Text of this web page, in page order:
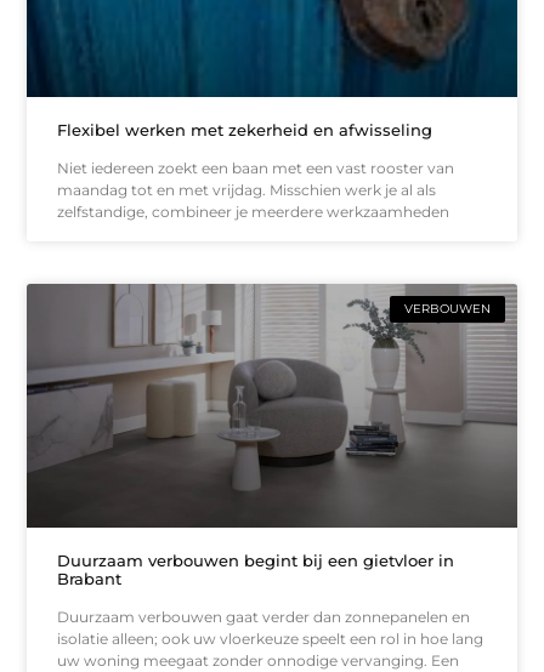
Flexibel werken met zekerheid en afwisseling
Niet iedereen zoekt een baan met een vast rooster van
maandag tot en met vrijdag. Misschien werk je al als
zelfstandige, combineer je meerdere werkzaamheden
VERBOUWEN
Duurzaam verbouwen begint bij een gietvloer in
Brabant
Duurzaam verbouwen gaat verder dan zonnepanelen en
isolatie alleen; ook uw vloerkeuze speelt een rol in hoe lang
uw woning meegaat zonder onnodige vervanging. Een